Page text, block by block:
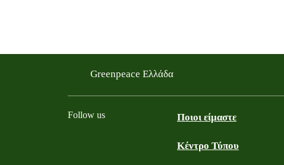
Greenpeace Ελλάδα
Follow us Ποιοι είμαστε
Κέντρο Τύπου